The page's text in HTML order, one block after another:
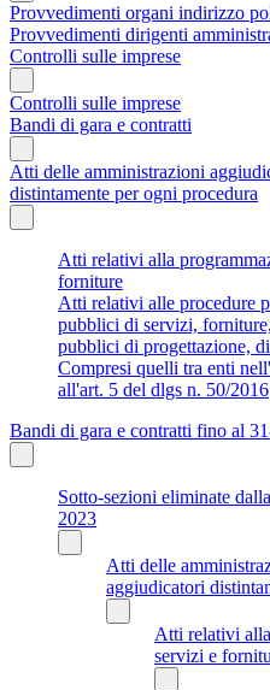
Provvedimenti organi indirizzo
Provvedimenti dirigenti
Controlli sulle imprese
Controlli sulle imprese
Bandi di gara e contratti
Atti delle amministrazioni
distintamente per ogni procedura
Atti relativi alla
forniture
Atti relativi alle procedure
pubblici di servizi,
pubblici di progettazione,
Compresi quelli tra enti
all'art. 5 del dlgs n. 50/2016
Bandi di gara e contratti fino al
Sotto-sezioni eliminate
2023
Atti delle
aggiudicatori
Atti relativi
servizi e